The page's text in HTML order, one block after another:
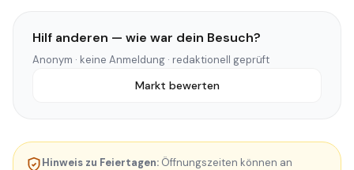
Hilf anderen — wie war dein Besuch?
Anonym · keine Anmeldung · redaktionell geprüft
Markt bewerten
Hinweis zu Feiertagen: Öffnungszeiten können an